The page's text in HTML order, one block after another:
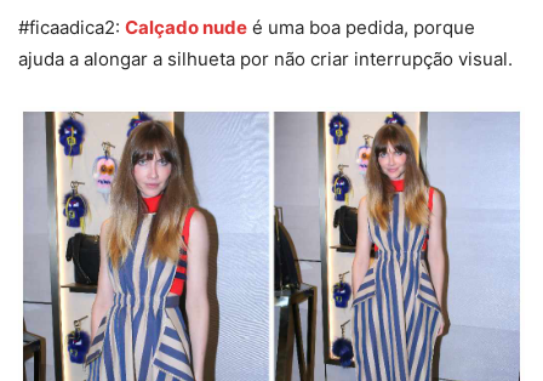
#ficaadica2: Calçado nude é uma boa pedida, porque
ajuda a alongar a silhueta por não criar interrupção visual.